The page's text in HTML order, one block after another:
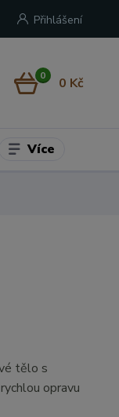
Přihlášení
0 0 Kč
Více
tělo s
opravu